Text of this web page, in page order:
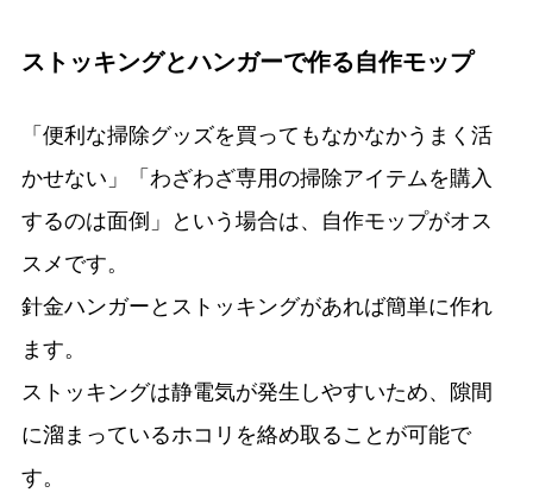
ストッキングとハンガーで作る自作モップ
「便利な掃除グッズを買ってもなかなかうまく活
かせない」「わざわざ専用の掃除アイテムを購入
するのは面倒」という場合は、自作モップがオス
スメです。
針金ハンガーとストッキングがあれば簡単に作れ
ます。
ストッキングは静電気が発生しやすいため、隙間
に溜まっているホコリを絡め取ることが可能で
す。